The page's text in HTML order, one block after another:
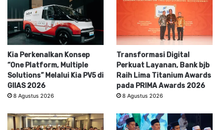
Kia Perkenalkan Konsep
“One Platform, Multiple
Solutions” Melalui Kia PV5 di
GIIAS 2026
8 Agustus 2026
Transformasi Digital
Perkuat Layanan, Bank bjb
Raih Lima Titanium Awards
pada PRIMA Awards 2026
8 Agustus 2026